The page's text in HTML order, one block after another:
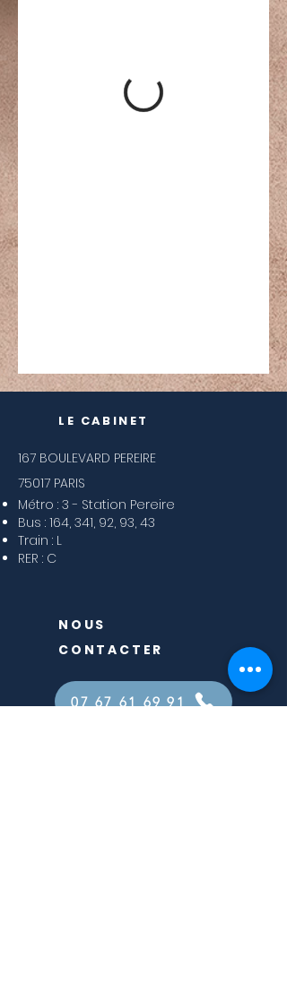
LE CABINET
167 BOULEVARD PEREIRE
75017 PARIS
Métro : 3 - Station Pereire
Bus : 164, 341, 92, 93, 43
Train : L
RER : C
NOUS
CONTACTER
07 67 61 69 91